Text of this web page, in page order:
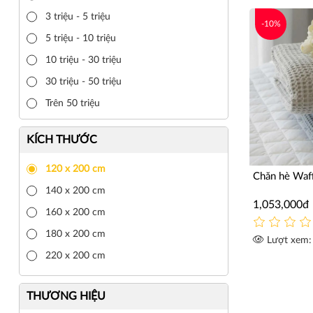
3 triệu - 5 triệu
5 triệu - 10 triệu
10 triệu - 30 triệu
30 triệu - 50 triệu
Trên 50 triệu
KÍCH THƯỚC
120 x 200 cm
140 x 200 cm
160 x 200 cm
180 x 200 cm
220 x 200 cm
THƯƠNG HIỆU
-10%
Chăn hè
1,053,000đ
Lượt